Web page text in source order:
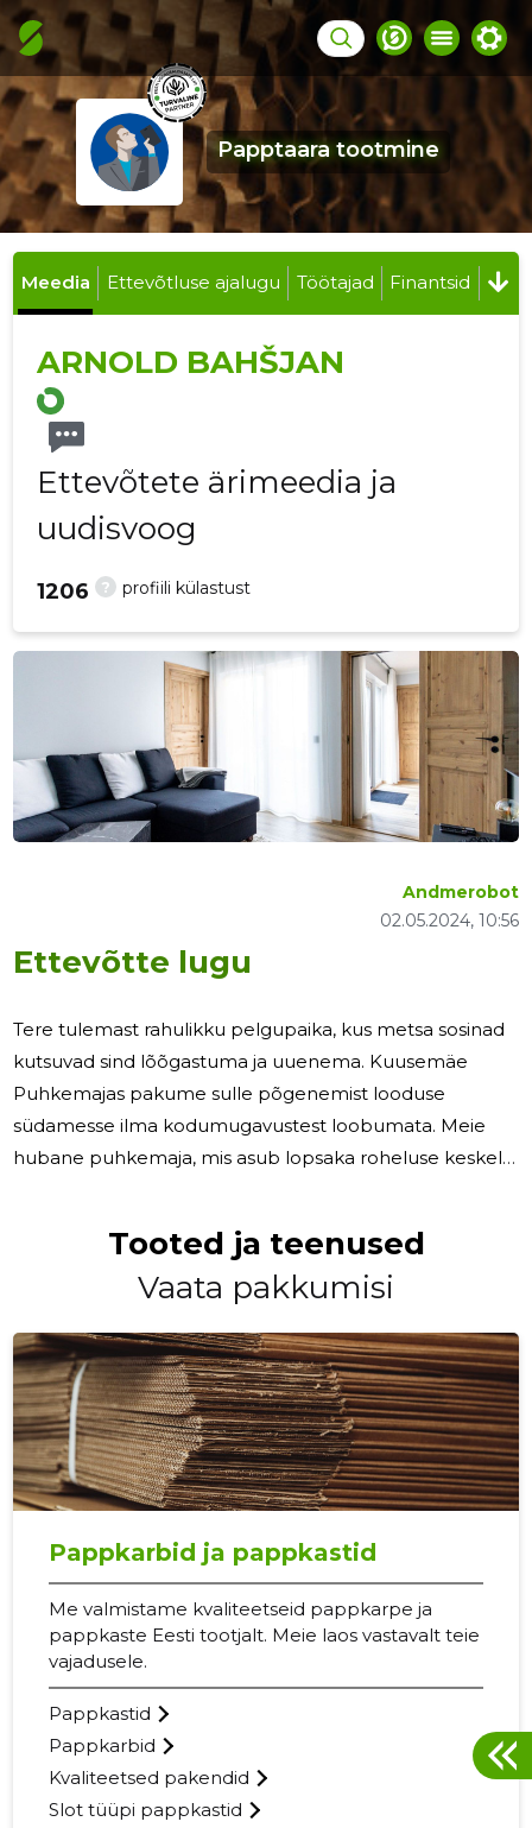
Papptaara tootmine
Meedia Ettevõtluse ajalugu Töötajad Finantsid
ARNOLD BAHŠJAN
Ettevõtete ärimeedia ja
uudisvoog
? profiili külastust
1206
Ettevõtte lugu
02.05.2024, 10:56
Andmerobot
Tere tulemast rahulikku pelgupaika, kus metsa sosinad
kutsuvad sind lõõgastuma ja uuenema. Kuusemäe
Puhkemajas pakume sulle põgenemist looduse
südamesse ilma kodumugavustest loobumata. Meie
hubane puhkemaja, mis asub lopsaka roheluse keskel,
varustatud kõigi kaasaegsete mugavustega, mida vajad
mugavaks peatumiseks. Naudi tasuta WiFi,
pesumasina ja täielikult varustatud köögi koos
külmikuga mugavusi. Astu rõdule või terrassile ja hinga
värsket
Tooted ja teenused
Vaata pakkumisi
Pappkarbid ja pappkastid
Me valmistame kvaliteetseid pappkarpe ja
pappkaste Eesti tootjalt. Meie laos vastavalt teie
vajadusele.
Pappkastid
Pappkarbid
Kvaliteetsed pakendid
Slot tüüpi pappkastid